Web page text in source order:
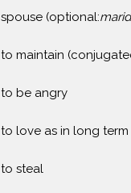
spouse (optional:
to maintain
to be angry
to love as in long term
to steal